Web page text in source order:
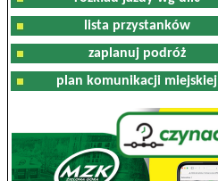
lista przystanków
zaplanuj podróż
plan komunikacji miejskiej